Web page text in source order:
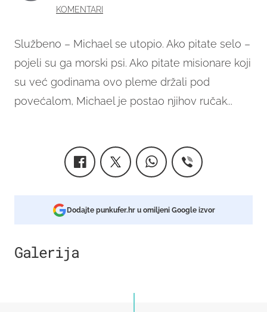
Službeno – Michael se utopio. Ako pitate selo –
pojeli su ga morski psi. Ako pitate misionare koji
su već godinama ovo pleme držali pod
povećalom, Michael je postao njihov ručak...
KOMENTARI
Dodajte punkufer.hr u omiljeni Google izvor
Galerija